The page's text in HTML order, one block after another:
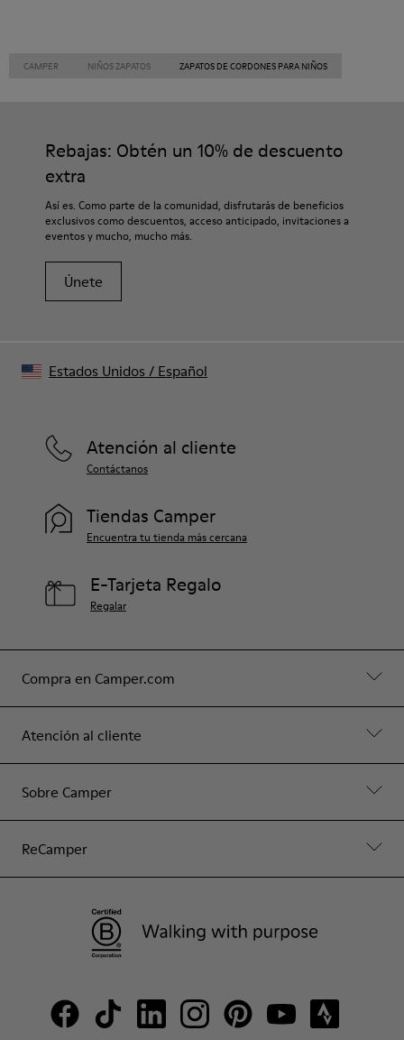
CAMPER NIÑOS ZAPATOS ZAPATOS DE CORDONES PARA NIÑOS
Rebajas: Obtén un 10% de descuento
extra
Así es. Como parte de la comunidad, disfrutarás de beneficios
exclusivos como descuentos, acceso anticipado, invitaciones a
eventos y mucho, mucho más.
Únete
Compra en Camper.com
Atención al cliente
Sobre Camper
ReCamper
Atención al cliente
Contáctanos
Tiendas Camper
Encuentra tu tienda más cercana
E-Tarjeta Regalo
Regalar
Estados Unidos / Español